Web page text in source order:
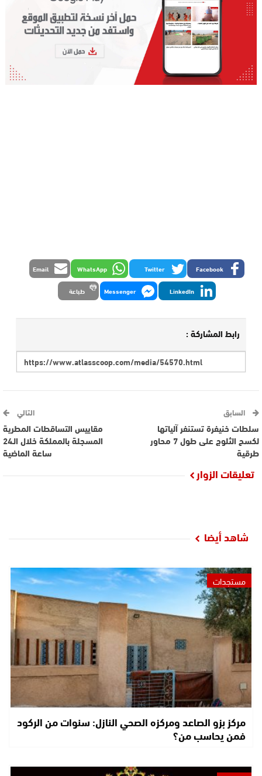
Facebook
Twitter
WhatsApp
Email
LinkedIn
Messenger طباعة
رابط المشاركة :
السابق
سلطات خنيفرة تستنفر آلياتها
لكسح الثلوج على طول 7 محاور
طرقية
التالي
مقاييس التساقطات المطرية
المسجلة بالمملكة خلال الـ24
ساعة الماضية
تعليقات الزوار
شاهد أيضا
مستجدات
مركز بزو الصاعد ومركزه الصحي النازل: سنوات من الركود
فمن يحاسب من؟